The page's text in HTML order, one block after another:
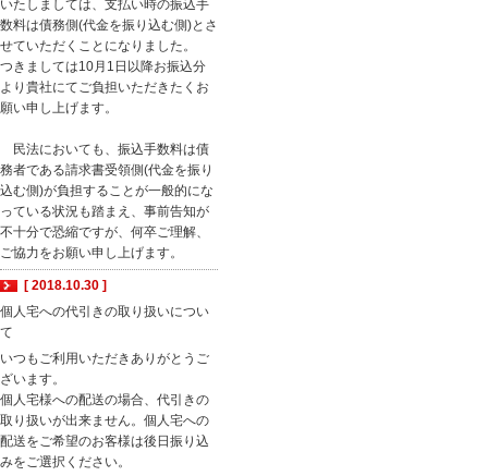
いたしましては、支払い時の振込手
数料は債務側(代金を振り込む側)とさ
せていただくことになりました。
つきましては10月1日以降お振込分
より貴社にてご負担いただきたくお
願い申し上げます。
民法においても、振込手数料は債
務者である請求書受領側(代金を振り
込む側)が負担することが一般的にな
っている状況も踏まえ、事前告知が
不十分で恐縮ですが、何卒ご理解、
ご協力をお願い申し上げます。
[ 2018.10.30 ]
個人宅への代引きの取り扱いについ
て
いつもご利用いただきありがとうご
ざいます。
個人宅様への配送の場合、代引きの
取り扱いが出来ません。個人宅への
配送をご希望のお客様は後日振り込
みをご選択ください。